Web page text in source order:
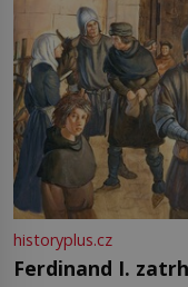
historyplus.cz
Ferdinand I.